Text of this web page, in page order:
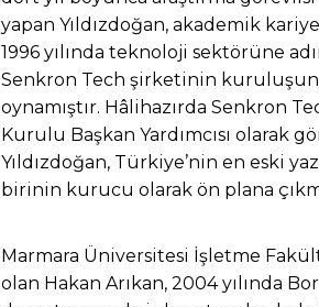
yapan Yıldızdoğan, akademik
1996 yılında teknoloji sektörüne
Senkron Tech şirketinin
oynamıştır. Hâlihazırda Senkron
Kurulu Başkan Yardımcısı olarak
Yıldızdoğan, Türkiye’nin en eski
birinin kurucu olarak ön plana
Marmara Üniversitesi İşletme
olan Hakan Arıkan, 2004 yılında